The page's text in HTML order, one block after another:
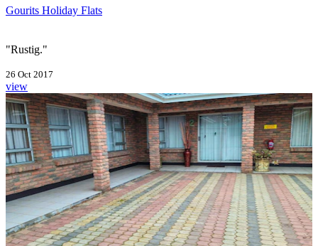
Gourits Holiday Flats
"Rustig."
26 Oct 2017
view